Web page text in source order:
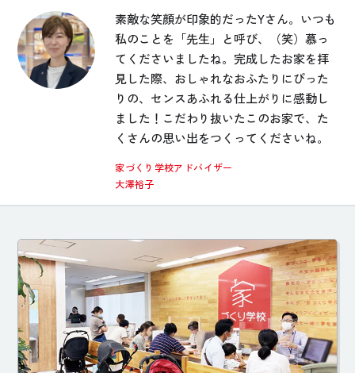
素敵な笑顔が印象的だったYさん。いつも
私のことを「先生」と呼び、（笑）慕っ
てくださいましたね。完成したお家を拝
見した際、おしゃれなおふたりにぴった
りの、センスあふれる仕上がりに感動し
ました！こだわり抜いたこのお家で、た
くさんの思い出をつくってくださいね。
家づくり学校アドバイザー
大澤裕子